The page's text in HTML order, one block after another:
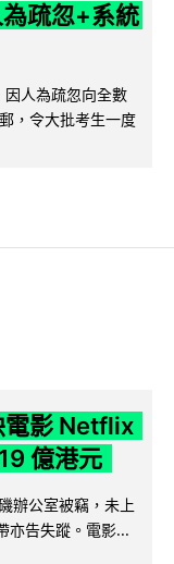
疏忽+系統
人為疏忽向全數
，令大批考生一度
電影 Netflix
億港元
辦公室被竊，未上
亦告失蹤。電影...